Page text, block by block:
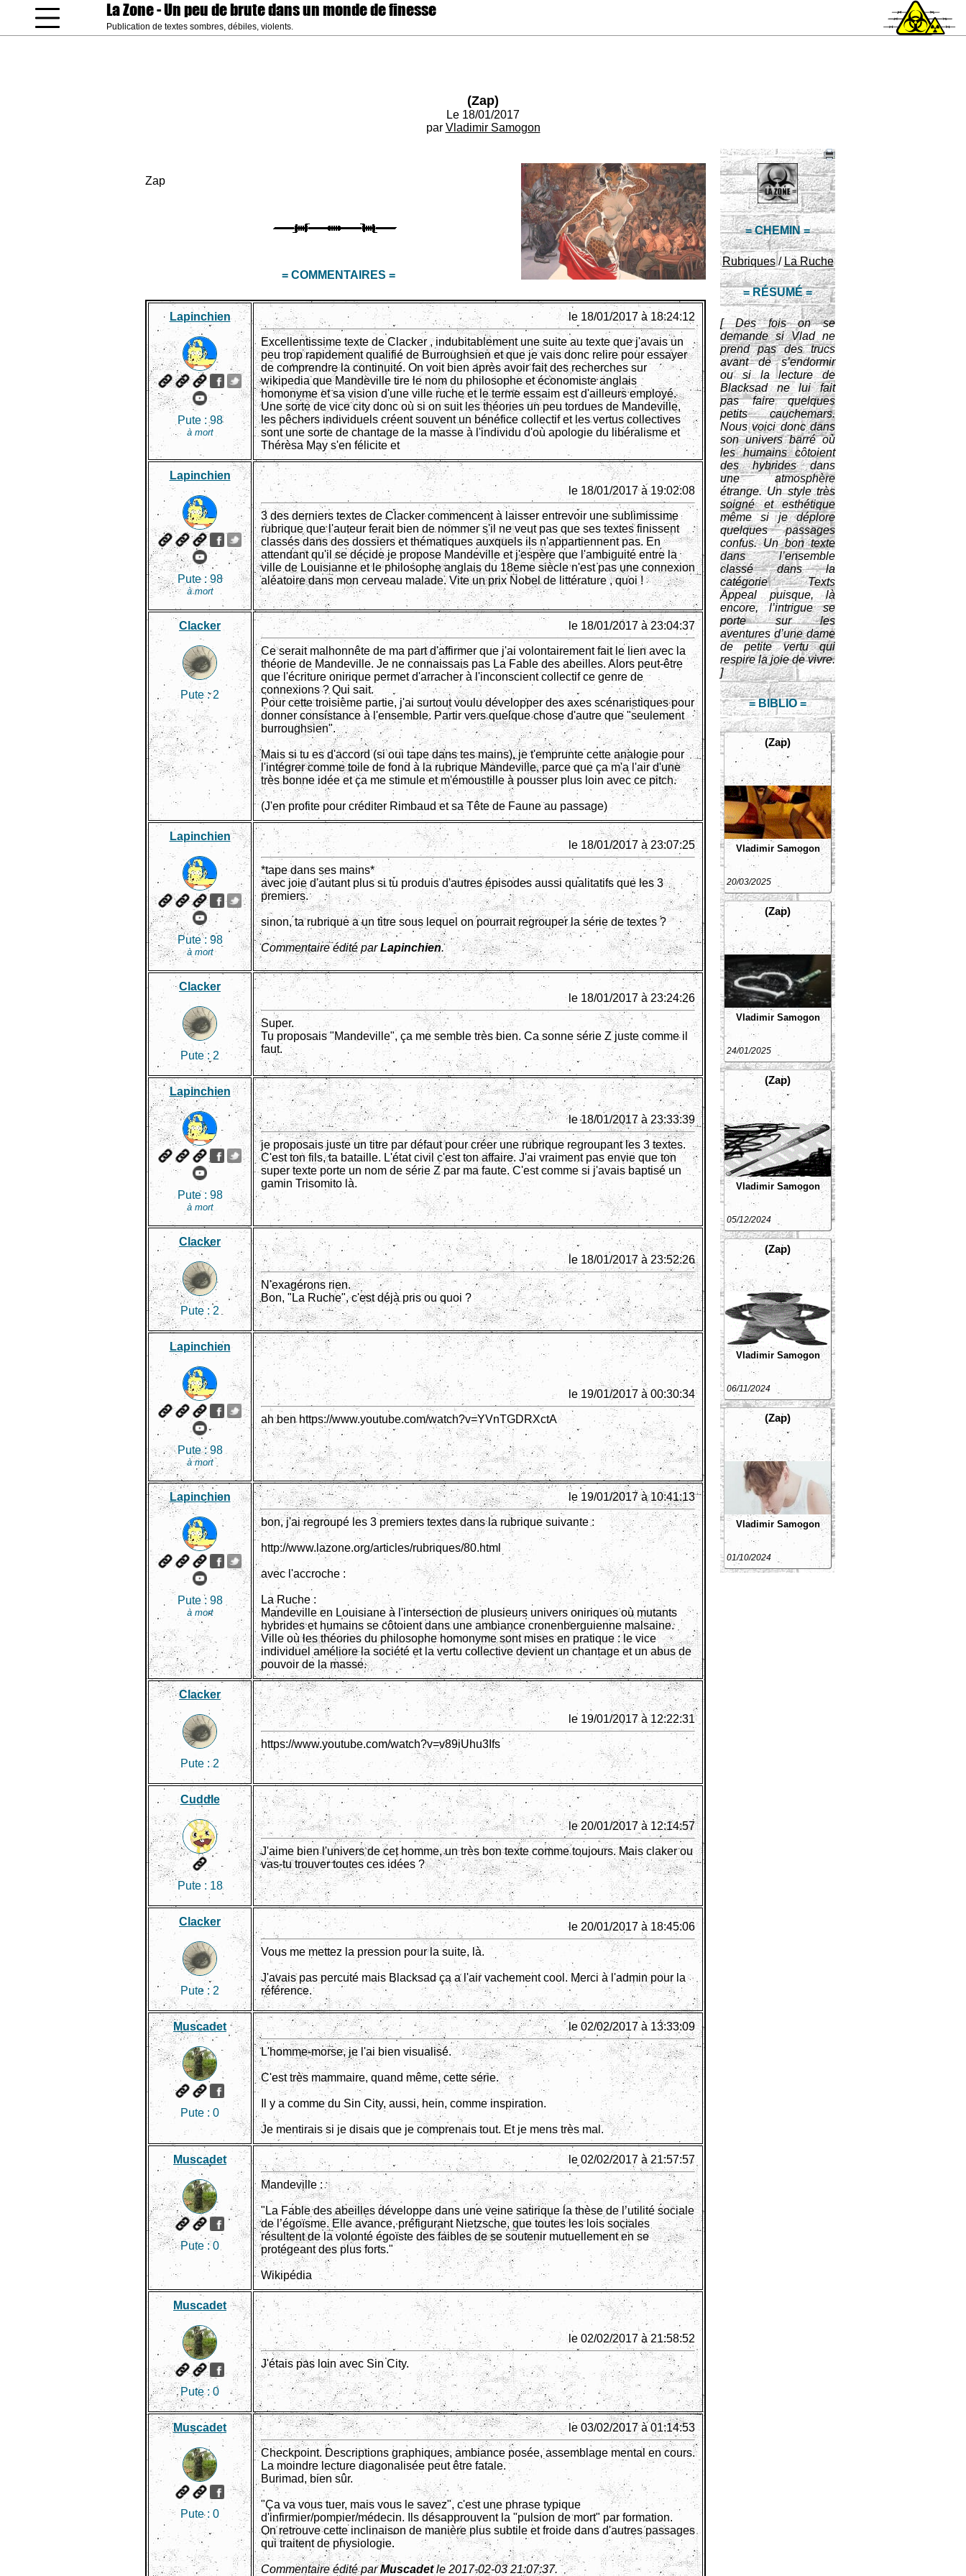
La Zone- Un peu de brute dans un monde de finesse
Publication de textes sombres, débiles, violents.
(Zap)
Le 18/01/2017
par Vladimir Samogon
= CHEMIN =
Rubriques/ La Ruche
= RÉSUMÉ =
[ Des fois on se
demande si Vlad ne
prend pas des trucs
avant de s’endormir
ou si la lecture de
Blacksad ne lui fait
pas faire quelques
petits cauchemars.
Nous voici donc dans
son univers barré où
les humains côtoient
des hybrides dans
une atmosphère
étrange. Un style très
soigné et esthétique
même si je déplore
quelques passages
confus. Un bon texte
dans l’ensemble
classé dans la
catégorie Texts
Appeal puisque, là
encore, l’intrigue se
porte sur les
aventures d’une dame
de petite vertu qui
respire la joie de vivre.
]
= BIBLIO =
(Zap)
Vladimir Samogon
20/03/2025
(Zap)
Vladimir Samogon
24/01/2025
(Zap)
Vladimir Samogon
05/12/2024
(Zap)
Vladimir Samogon
06/11/2024
(Zap)
Vladimir Samogon
01/10/2024
Zap
= COMMENTAIRES =
Lapinchien
Pute :98
à mort
le 18/01/2017 à 18:24:12
Excellentissime texte de Clacker , indubitablement une suite au texte que j'avais un
peu trop rapidement qualifié de Burroughsien et que je vais donc relire pour essayer
de comprendre la continuité. On voit bien après avoir fait des recherches sur
wikipedia que Mandeville tire le nom du philosophe et économiste anglais
homonyme et sa vision d'une ville ruche et le terme essaim est d'ailleurs employé.
Une sorte de vice city donc où si on suit les théories un peu tordues de Mandeville,
les pêchers individuels créent souvent un bénéfice collectif et les vertus collectives
sont une sorte de chantage de la masse à l'individu d'où apologie du libéralisme et
Thérèsa May s'en félicite et
Lapinchien
Pute :98
à mort
le 18/01/2017 à 19:02:08
3 des derniers textes de Clacker commencent à laisser entrevoir une sublimissime
rubrique que l'auteur ferait bien de nommer s'il ne veut pas que ses textes finissent
classés dans des dossiers et thématiques auxquels ils n'appartiennent pas. En
attendant qu'il se décide je propose Mandeville et j'espère que l'ambiguité entre la
ville de Louisianne et le philosophe anglais du 18eme siècle n'est pas une connexion
aléatoire dans mon cerveau malade. Vite un prix Nobel de littérature , quoi !
Clacker
Pute :2
le 18/01/2017 à 23:04:37
Ce serait malhonnête de ma part d'affirmer que j'ai volontairement fait le lien avec la
théorie de Mandeville. Je ne connaissais pas La Fable des abeilles. Alors peut-être
que l'écriture onirique permet d'arracher à l'inconscient collectif ce genre de
connexions ? Qui sait.
Pour cette troisième partie, j'ai surtout voulu développer des axes scénaristiques pour
donner consistance à l'ensemble. Partir vers quelque chose d'autre que "seulement
burroughsien".
Mais si tu es d'accord (si oui tape dans tes mains), je t'emprunte cette analogie pour
l'intégrer comme toile de fond à la rubrique Mandeville, parce que ça m'a l'air d'une
très bonne idée et ça me stimule et m'émoustille à pousser plus loin avec ce pitch.
(J'en profite pour créditer Rimbaud et sa Tête de Faune au passage)
Lapinchien
Pute : 98
à mort
le 18/01/2017 à 23:07:25
*tape dans ses mains*
avec joie d'autant plus si tu produis d'autres épisodes aussi qualitatifs que les 3
premiers.
sinon, ta rubrique a un titre sous lequel on pourrait regrouper la série de textes ?
Commentaire édité parLapinchien.
Clacker
Pute : 2
le 18/01/2017 à 23:24:26
Super.
Tu proposais "Mandeville", ça me semble très bien. Ca sonne série Z juste comme il
faut.
Lapinchien
Pute : 98
à mort
le 18/01/2017 à 23:33:39
je proposais juste un titre par défaut pour créer une rubrique regroupant les 3 textes.
C'est ton fils, ta bataille. L'état civil c'est ton affaire. J'ai vraiment pas envie que ton
super texte porte un nom de série Z par ma faute. C'est comme si j'avais baptisé un
gamin Trisomito là.
Clacker
Pute : 2
le 18/01/2017 à 23:52:26
N'exagérons rien.
Bon, "La Ruche", c'est déjà pris ou quoi ?
Lapinchien
Pute :98
à mort
le 19/01/2017 à 00:30:34
ah ben https://www.youtube.com/watch?v=YVnTGDRXctA
Lapinchien
Pute : 98
à mort
le 19/01/2017 à 10:41:13
bon, j'ai regroupé les 3 premiers textes dans la rubrique suivante :
http://www.lazone.org/articles/rubriques/80.html
avec l'accroche :
La Ruche :
Mandeville en Louisiane à l'intersection de plusieurs univers oniriques où mutants
hybrides et humains se côtoient dans une ambiance cronenberguienne malsaine.
Ville où les théories du philosophe homonyme sont mises en pratique : le vice
individuel améliore la société et la vertu collective devient un chantage et un abus de
pouvoir de la masse.
Clacker
Pute :2
le 19/01/2017 à 12:22:31
https://www.youtube.com/watch?v=v89iUhu3Ifs
Cuddle
Pute : 18
le 20/01/2017 à 12:14:57
J'aime bien l'univers de cet homme, un très bon texte comme toujours. Mais claker ou
vas-tu trouver toutes ces idées ?
Clacker
Pute : 2
le 20/01/2017 à 18:45:06
Vous me mettez la pression pour la suite, là.
J'avais pas percuté mais Blacksad ça a l'air vachement cool. Merci à l'admin pour la
référence.
Muscadet
Pute : 0
le 02/02/2017 à 13:33:09
L'homme-morse, je l'ai bien visualisé.
C'est très mammaire, quand même, cette série.
Il y a comme du Sin City, aussi, hein, comme inspiration.
Je mentirais si je disais que je comprenais tout. Et je mens très mal.
Muscadet
Pute :0
le 02/02/2017 à 21:57:57
Mandeville :
"La Fable des abeilles développe dans une veine satirique la thèse de l’utilité sociale
de l’égoïsme. Elle avance, préfigurant Nietzsche, que toutes les lois sociales
résultent de la volonté égoïste des faibles de se soutenir mutuellement en se
protégeant des plus forts."
Wikipédia
Muscadet
Pute : 0
le 02/02/2017 à 21:58:52
J'étais pas loin avec Sin City.
Muscadet
Pute : 0
le 03/02/2017 à 01:14:53
Checkpoint. Descriptions graphiques, ambiance posée, assemblage mental en cours.
La moindre lecture diagonalisée peut être fatale.
Burimad, bien sûr.
"Ça va vous tuer, mais vous le savez", c'est une phrase typique
d'infirmier/pompier/médecin. Ils désapprouvent la "pulsion de mort" par formation.
On retrouve cette inclinaison de manière plus subtile et froide dans d'autres passages
qui traitent de physiologie.
Commentaire édité parMuscadetle 2017-02-03 21:07:37.